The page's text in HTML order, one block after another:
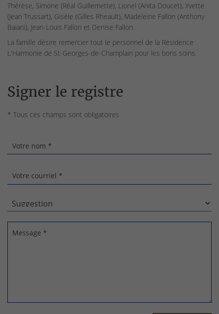
Thérèse, Simone (Réal Guillemette), Lionel (Anita Doucet), Yvette
(Jean Trussart), Gisèle (Gilles Rheault), Madeleine Fallon (Anthony
Baiani), Jean-Louis Fallon et Denise Fallon.
La famille désire remercier tout le personnel de la Résidence
L'Harmonie de St-Georges-de-Champlain pour les bons soins.
Signer le registre
* Tous ces champs sont obligatoires
Votre nom *
Votre courriel *
Message *